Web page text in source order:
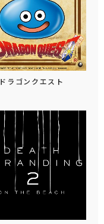
ドラゴンクエスト